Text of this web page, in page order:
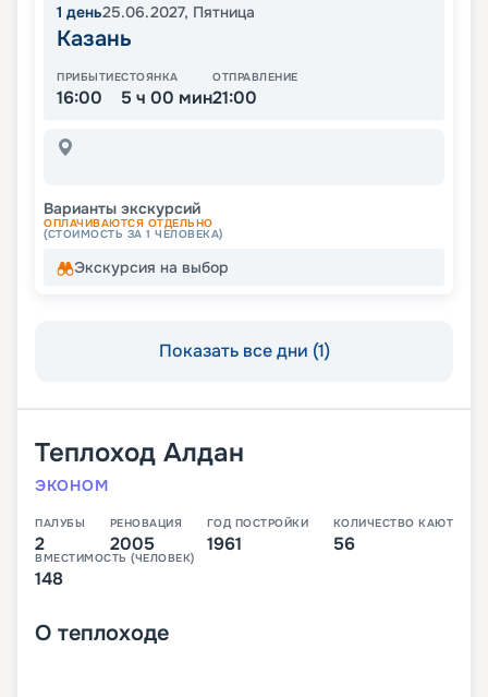
1 день25.06.2027, Пятница
Казань
ПРИБЫТИЕ
16:00
СТОЯНКА
5 ч 00 мин
ОТПРАВЛЕНИЕ
21:00
Варианты экскурсий
ОПЛАЧИВАЮТСЯ ОТДЕЛЬНО
(СТОИМОСТЬ ЗА 1 ЧЕЛОВЕКА)
Экскурсия на выбор
Показать все дни (1)
Теплоход Алдан
ЭКОНОМ
ПАЛУБЫ
2
РЕНОВАЦИЯ
2005
ГОД ПОСТРОЙКИ
1961
КОЛИЧЕСТВО КАЮТ
56
ВМЕСТИМОСТЬ (ЧЕЛОВЕК)
148
О теплоходе